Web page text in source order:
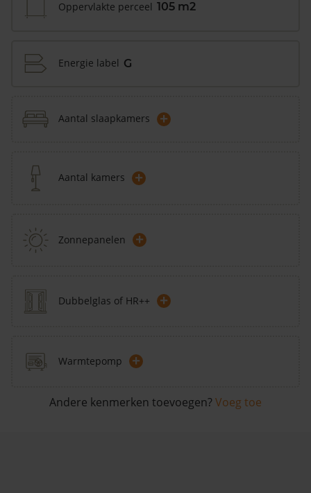
Oppervlakte perceel 105 m2
Energie label G
Aantal slaapkamers +
Aantal kamers +
Zonnepanelen +
Dubbelglas of HR++ +
Warmtepomp +
Andere kenmerken toevoegen? Voeg toe